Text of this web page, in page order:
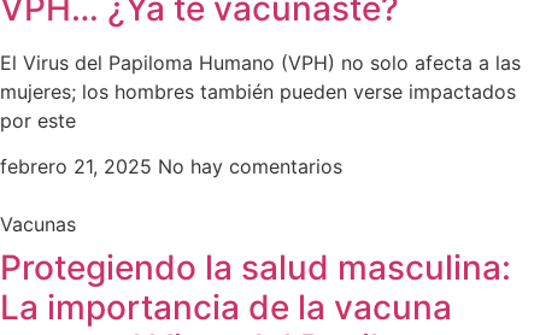
VPH… ¿Ya te vacunaste?
El Virus del Papiloma Humano (VPH) no solo afecta a las
mujeres; los hombres también pueden verse impactados
por este
febrero 21, 2025 No hay comentarios
Vacunas
Protegiendo la salud masculina:
La importancia de la vacuna